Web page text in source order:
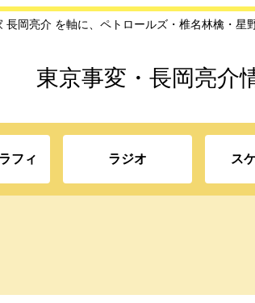
長岡亮介 を軸に、ペトロールズ・椎名林檎・星
東京事変・長岡亮介
フィ ラジオ ス